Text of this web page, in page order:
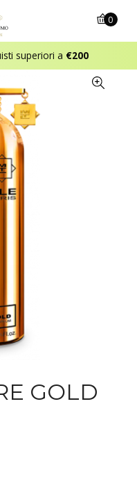
superiori a €200
0
GOLD